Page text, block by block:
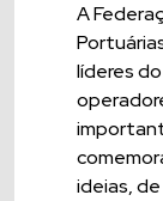
A
líderes
ideias,